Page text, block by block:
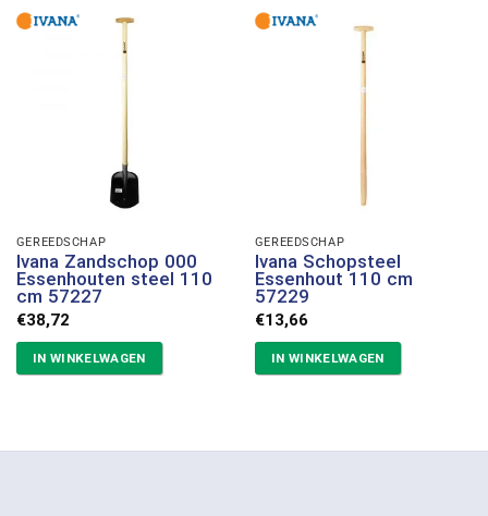
GEREEDSCHAP
Ivana Zandschop 000
Essenhouten steel 110
cm 57227
€38,72
IN WINKELWAGEN
GEREEDSCHAP
Ivana Schopsteel
Essenhout 110 cm
57229
€13,66
IN WINKELWAGEN